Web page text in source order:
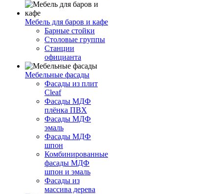
Мебель для баров и кафе
Барные стойки
Столовые группы
Станции
официанта
Мебельные фасады
Фасады из плит
Cleaf
Фасады МДФ
плёнка ПВХ
Фасады МДФ
эмаль
Фасады МДФ
шпон
Комбинированные
фасады МДФ
шпон и эмаль
Фасады из
массива дерева